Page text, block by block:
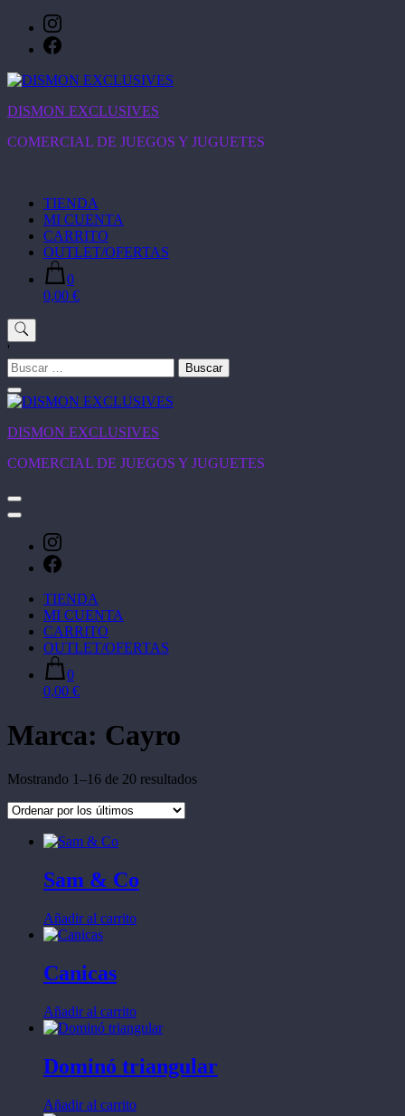
contenido
DISMON EXCLUSIVES
COMERCIAL DE JUEGOS Y JUGUETES
TIENDA
MI CUENTA
CARRITO
OUTLET/OFERTAS
0
0,00 €
'
Buscar:
DISMON EXCLUSIVES
COMERCIAL DE JUEGOS Y JUGUETES
TIENDA
MI CUENTA
CARRITO
OUTLET/OFERTAS
0
0,00 €
Marca: Cayro
Mostrando 1–16 de 20 resultadosOrdenado
Sam & Co
Añadir al carrito
Canicas
Añadir al carrito
Dominó triangular
Añadir al carrito